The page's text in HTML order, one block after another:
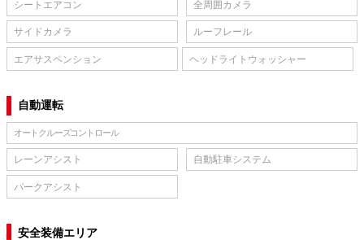
シートエアコン 全周囲カメラ
サイドカメラ ルーフレール
エアサスペンション ヘッドライトウォッシャー
自動運転
オートクルーズコントロール
レーンアシスト 自動駐車システム
パークアシスト
安全装備エリア